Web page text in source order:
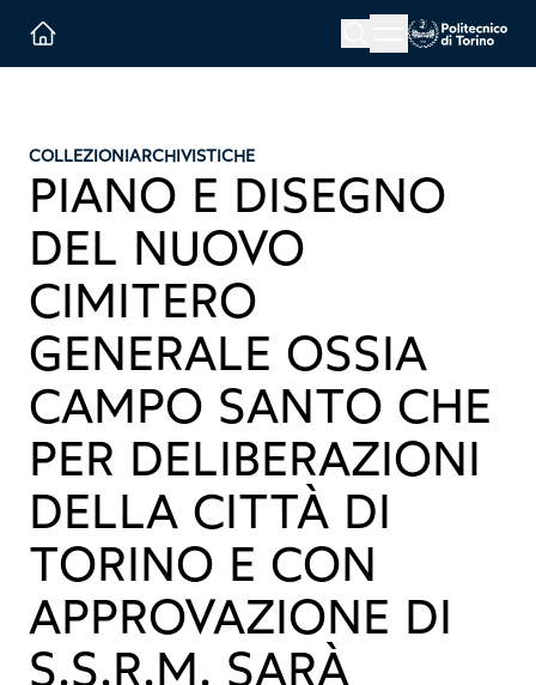
Menu button
COLLEZIONIARCHIVISTICHE
PIANO E DISEGNO
DEL NUOVO
CIMITERO
GENERALE OSSIA
CAMPO SANTO CHE
PER DELIBERAZIONI
DELLA CITTÀ DI
TORINO E CON
APPROVAZIONE DI
S.S.R.M. SARÀ